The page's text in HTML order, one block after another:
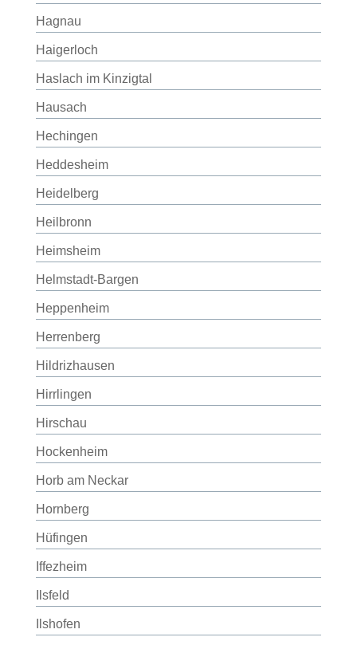
Hagnau
Haigerloch
Haslach im Kinzigtal
Hausach
Hechingen
Heddesheim
Heidelberg
Heilbronn
Heimsheim
Helmstadt-Bargen
Heppenheim
Herrenberg
Hildrizhausen
Hirrlingen
Hirschau
Hockenheim
Horb am Neckar
Hornberg
Hüfingen
Iffezheim
Ilsfeld
Ilshofen